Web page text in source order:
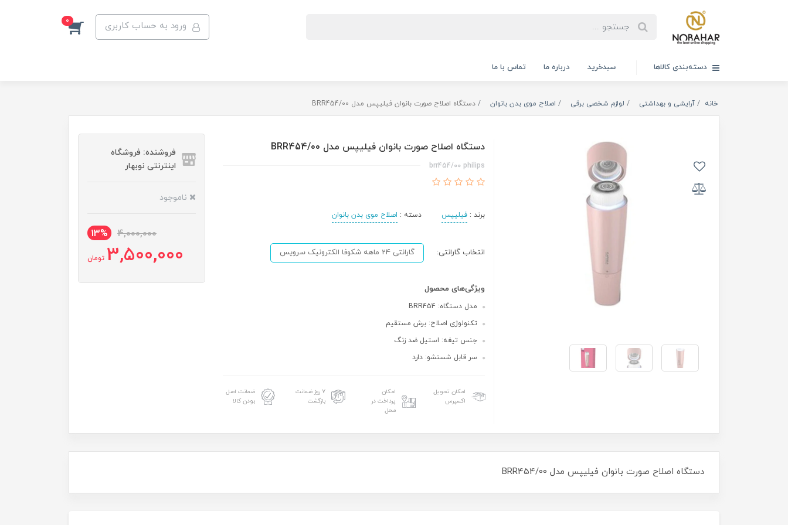
ورود به حساب کاربری 0
دسته‌بندی کالاها سبدخرید درباره ما تماس با ما
خانه آرایشی و بهداشتی لوازم شخصی برقی اصلاح موی بدن بانوان دستگاه اصلاح صورت بانوان فیلیپس مدل BRR454/00
دستگاه اصلاح صورت بانوان فیلیپس مدل BRR454/00
brr454/00 philips
برند : فیلیپس دسته : اصلاح موی بدن بانوان
انتخاب گارانتی: گارانتی 24 ماهه شکوفا الکترونیک سرویس
ویژگی‌های محصول
مدل دستگاه: BRR454
تکنولوژی اصلاح: برش مستقیم
جنس تیغه: استیل ضد زنگ
سر قابل شستشو: دارد
امکان تحویل
اکسپرس
امکان
پرداخت در
محل
۷ روز ضمانت
بازگشت
ضمانت اصل
بودن کالا
فروشنده: فروشگاه
اینترنتی نوبهار
ناموجود
4,000,000
13%
3,500,000 تومان
دستگاه اصلاح صورت بانوان فیلیپس مدل BRR454/00